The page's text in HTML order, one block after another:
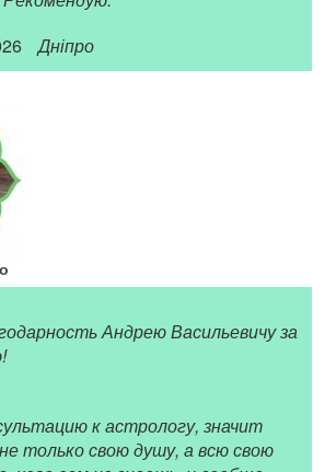
Дніпро
Андрею Васильевичу за
к астрологу, значит
только свою душу, а всю свою